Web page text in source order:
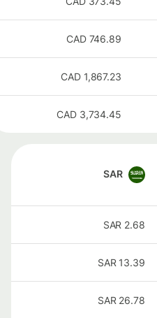
746.89
CAD
1,867.23
CAD
3,734.45
CAD
SAR
2.68
SAR
13.39
SAR
26.78
SAR